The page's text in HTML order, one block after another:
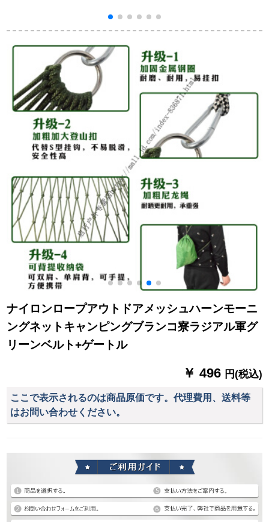
ンコの紐で鋼環Sフッ
クを含む。
ブルキャンバスハッ
ク屋外キャンプ室内
寮カジュアルブラン
コ寝室ロッキングベ
ッド吊り椅子MY
190*80 cm.虹
ト式脱床キャンプカ
ハンクネット軍グリ
ーン
ナイロンロープアウトドアメッシュハーンモーニ
ングネットキャンピングブランコ寮ラジアル軍グ
リーンベルト+ゲートル
￥ 496 円(税込)
ここで表示されるのは商品原価です。代理費用、送料等
はお問い合わせください。